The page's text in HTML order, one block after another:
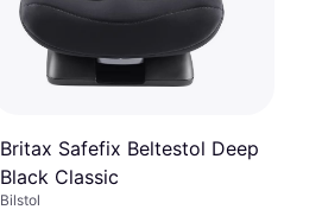
Britax Safefix Beltestol Deep
Black Classic
Bilstol